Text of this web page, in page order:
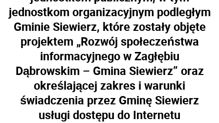
jednostkom organizacyjnym podległym
Gminie Siewierz, które zostały objęte
projektem „Rozwój społeczeństwa
informacyjnego w Zagłębiu
Dąbrowskim – Gmina Siewierz” oraz
określającej zakres i warunki
świadczenia przez Gminę Siewierz
usługi dostępu do Internetu